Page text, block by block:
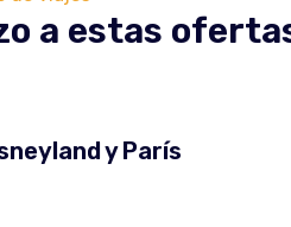
a estas
y París